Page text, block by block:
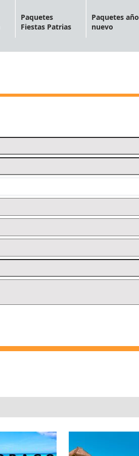
Paquetes
Fiestas Patrias
Paquetes año
nuevo